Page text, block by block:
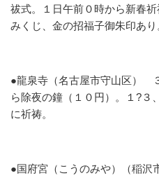
祓式。１日午前０時から新春
みくじ、金の招福子御朱印あり
●龍泉寺（名古屋市守山区）
ら除夜の鐘（１０円）。１?３
に祈祷。
●国府宮（こうのみや）（稲沢